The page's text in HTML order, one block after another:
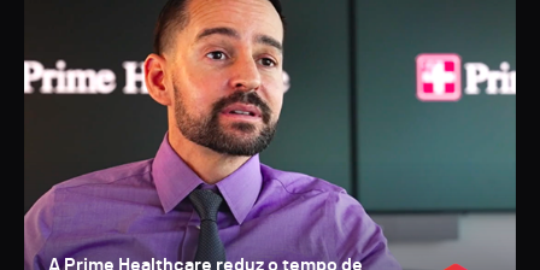
A Prime Healthcare reduz o tempo de